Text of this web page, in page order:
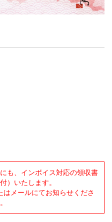
も、インボイス対応の領収書
）いたします。
メールにてお知らせくださ